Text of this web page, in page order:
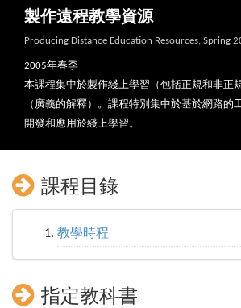
製作遠程教學資源
Producing Distance Education Resources, Spring
2005年春季
本課程集中於製作綫上學習（包括正規和非正
（廣義的解釋）。課程特別集中於基於網路的
開發和應用於綫上學習。
課程目錄
教學時程
指定教科書